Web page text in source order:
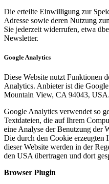
Die erteilte Einwilligung zur
Adresse sowie deren Nutzung
Sie jederzeit widerrufen, etwa
Newsletter.
Google Analytics
Diese Website nutzt Funktionen
Analytics. Anbieter ist die
Mountain View, CA 94043, USA.
Google Analytics verwendet so
Textdateien, die auf Ihrem
eine Analyse der Benutzung der
Die durch den Cookie erzeugten
dieser Website werden in der
den USA übertragen und dort
Browser Plugin